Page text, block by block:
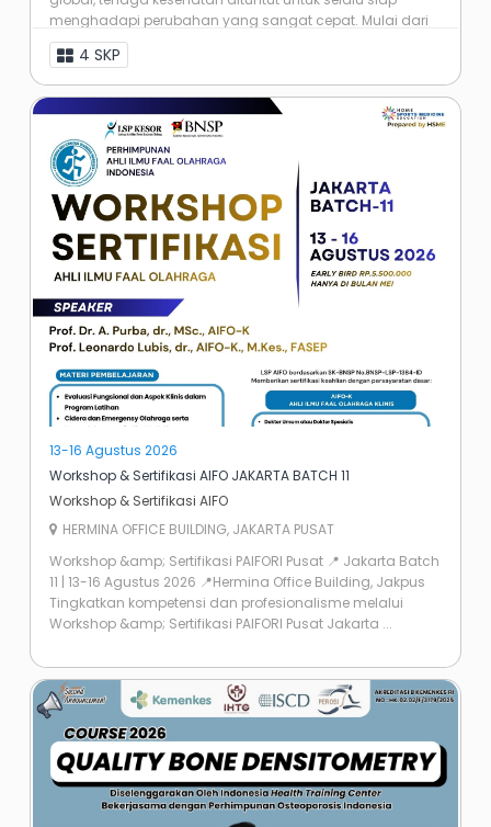
menghadapi perubahan yang sangat cepat. Mulai dari
vaccine hesitancy, update vaksin ...
4 SKP
13-16 Agustus 2026
Workshop & Sertifikasi AIFO JAKARTA BATCH 11
Workshop & Sertifikasi AIFO
HERMINA OFFICE BUILDING, JAKARTA PUSAT
Workshop &amp; Sertifikasi PAIFORI Pusat 📍 Jakarta Batch
11 | 13-16 Agustus 2026 📍Hermina Office Building, Jakpus
Tingkatkan kompetensi dan profesionalisme melalui
Workshop &amp; Sertifikasi PAIFORI Pusat Jakarta ...